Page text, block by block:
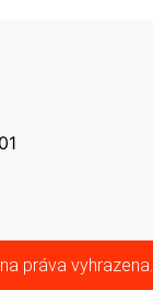
práva vyhrazena.